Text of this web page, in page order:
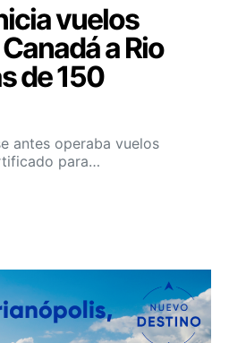
vuelos
a Rio
de 150
antes operaba vuelos
para…